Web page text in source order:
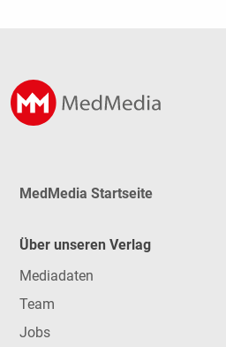
MedMedia Startseite
Über unseren Verlag
Mediadaten
Team
Jobs